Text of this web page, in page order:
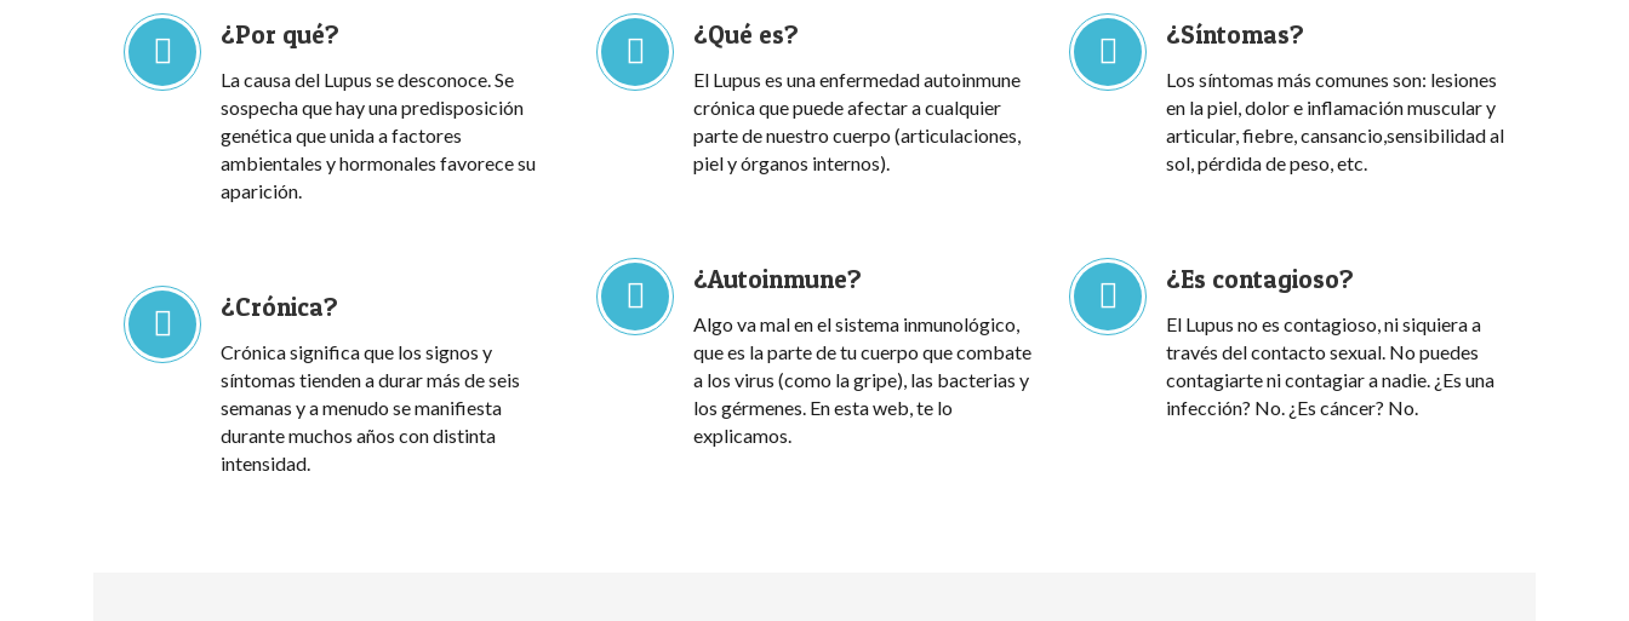
¿Por qué?
La causa del Lupus se desconoce. Se
sospecha que hay una predisposición
genética que unida a factores
ambientales y hormonales favorece su
aparición.
¿Crónica?
Crónica significa que los signos y
síntomas tienden a durar más de seis
semanas y a menudo se manifiesta
durante muchos años con distinta
intensidad.
¿Qué es?
El Lupus es una enfermedad autoinmune
crónica que puede afectar a cualquier
parte de nuestro cuerpo (articulaciones,
piel y órganos internos).
¿Autoinmune?
Algo va mal en el sistema inmunológico,
que es la parte de tu cuerpo que combate
a los virus (como la gripe), las bacterias y
los gérmenes. En esta web, te lo
explicamos.
¿Síntomas?
Los síntomas más comunes son: lesiones
en la piel, dolor e inflamación muscular y
articular, fiebre, cansancio,sensibilidad al
sol, pérdida de peso, etc.
¿Es contagioso?
El Lupus no es contagioso, ni siquiera a
través del contacto sexual. No puedes
contagiarte ni contagiar a nadie. ¿Es una
infección? No. ¿Es cáncer? No.